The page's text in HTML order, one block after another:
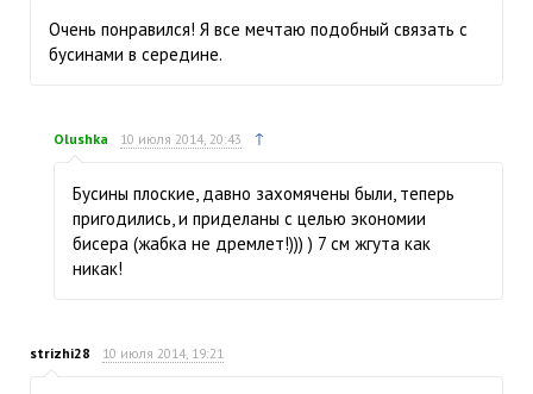
Очень понравился! Я все мечтаю подобный связать с
бусинами в середине.
Olushka 10 июля 2014, 20:43 ↑
Бусины плоские, давно захомячены были, теперь
пригодились, и приделаны с целью экономии
бисера (жабка не дремлет!))) ) 7 см жгута как
никак!
strizhi28 10 июля 2014, 19:21